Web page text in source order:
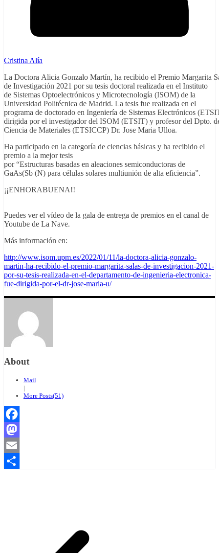
Cristina Alía
La Doctora Alicia Gonzalo Martín, ha recibido el Premio Margarita
de Investigación 2021 por su tesis doctoral realizada en el Instituto
de Sistemas Optoelectrónicos y Microtecnología (ISOM) de la
Universidad Politécnica de Madrid. La tesis fue realizada en el
programa de doctorado en Ingeniería de Sistemas Electrónicos
dirigida por el investigador del ISOM (ETSIT) y profesor del Dpto.
Ciencia de Materiales (ETSICCP) Dr. Jose Maria Ulloa.
Ha participado en la categoría de ciencias básicas y ha recibido el
premio a la mejor tesis
por “Estructuras basadas en aleaciones semiconductoras de
GaAs(Sb (N) para células solares multiunión de alta eficiencia”.
¡¡ENHORABUENA!!
Puedes ver el vídeo de la gala de entrega de premios en el canal de
Youtube de La Nave.
Más información en:
http://www.isom.upm.es/2022/01/11/la-doctora-alicia-gonzalo-
martin-ha-recibido-el-premio-margarita-salas-de-investigacion-2021-
por-su-tesis-realizada-en-el-departamento-de-ingenieria-electronica-
fue-dirigida-por-el-dr-jose-maria-u/
About
Mail
|
More Posts(51)
Facebook
Mastodon
Email